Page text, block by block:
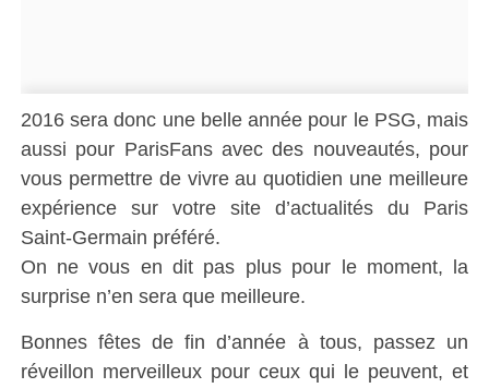
2016 sera donc une belle année pour le PSG, mais
aussi pour ParisFans avec des nouveautés, pour
vous permettre de vivre au quotidien une meilleure
expérience sur votre site d’actualités du Paris
Saint-Germain préféré.
On ne vous en dit pas plus pour le moment, la
surprise n’en sera que meilleure.
Bonnes fêtes de fin d’année à tous, passez un
réveillon merveilleux pour ceux qui le peuvent, et